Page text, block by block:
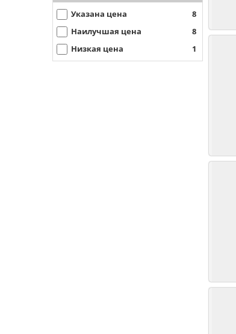
Указана цена
8
Наилучшая цена
8
Низкая цена
1